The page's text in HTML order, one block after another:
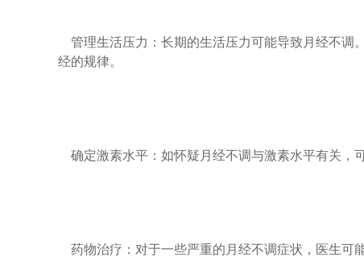
管理生活压力：长期的生活压力可能导致月经不调
经的规律。
确定激素水平：如怀疑月经不调与激素水平有关，
药物治疗：对于一些严重的月经不调症状，医生可